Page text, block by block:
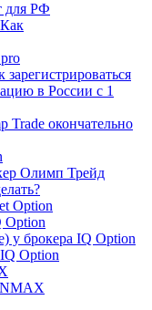
для РФ
в России с 1
окончательно
Олимп Трейд
Option
Option
у брокера IQ Option
Option